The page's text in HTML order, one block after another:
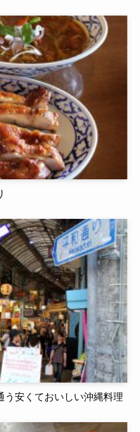
う安くておいしい沖縄料理